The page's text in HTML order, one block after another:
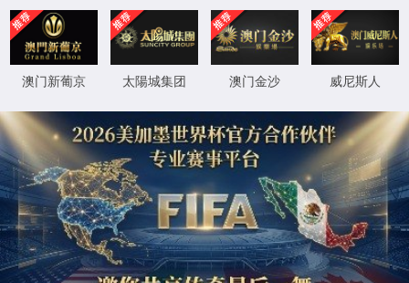
区)-Official website
返回首页